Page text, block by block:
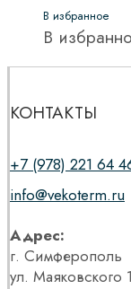
В избранное
В
КОНТАКТЫ
+7 (978) 221 64
info@vekoterm.ru
Адрес:
г. Симферополь
ул. Маяковского